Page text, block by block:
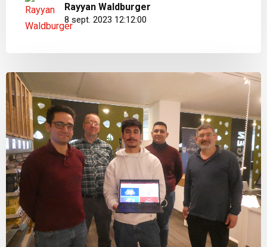
Rayyan Waldburger
8 sept. 2023 12:12:00